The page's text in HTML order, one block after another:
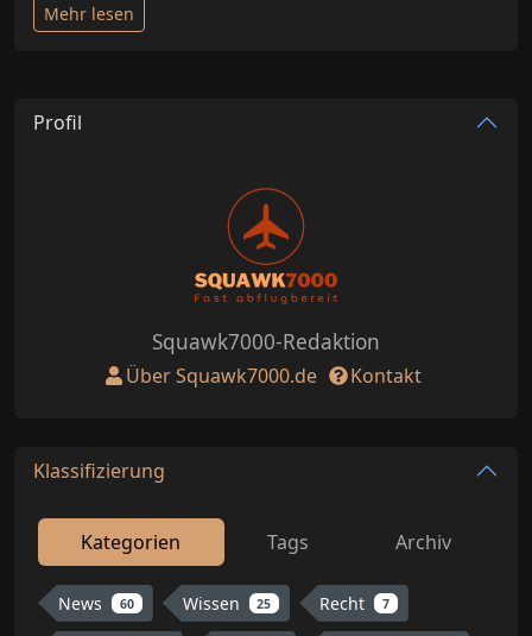
Mehr lesen
Profil
Squawk7000-Redaktion
Über Squawk7000.de Kontakt
Klassifizierung
Kategorien Tags Archiv
News 60 Wissen 25 Recht 7